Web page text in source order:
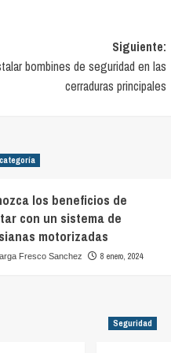
Siguiente:
bombines de seguridad en las
cerraduras principales
los beneficios de
con un sistema de
motorizadas
Fresco Sanchez 8 enero, 2024
Seguridad